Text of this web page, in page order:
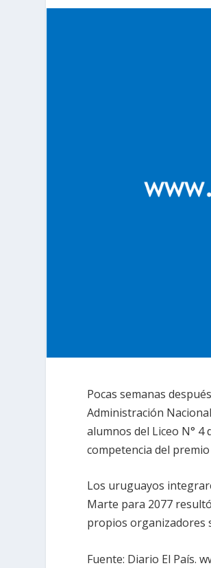
Pocas semanas
Administración Nacional
alumnos del Liceo N°
competencia del
Los uruguayos
Marte para 2077
propios organizadores
Fuente: Diario El País.